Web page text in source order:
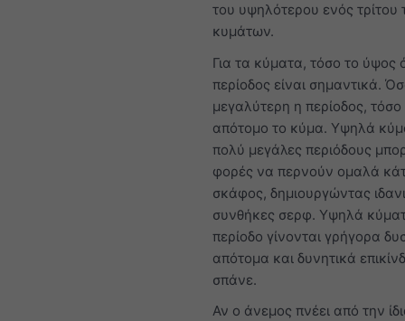
του υψηλότερου ενός τρίτου
κυμάτων.
Για τα κύματα, τόσο το ύψος
περίοδος είναι σημαντικά.
μεγαλύτερη η περίοδος, τόσο
απότομο το κύμα. Υψηλά
πολύ μεγάλες περιόδους
φορές να περνούν ομαλά
σκάφος, δημιουργώντας
συνθήκες σερφ. Υψηλά
περίοδο γίνονται γρήγορα
απότομα και δυνητικά
σπάνε.
Αν ο άνεμος πνέει από την